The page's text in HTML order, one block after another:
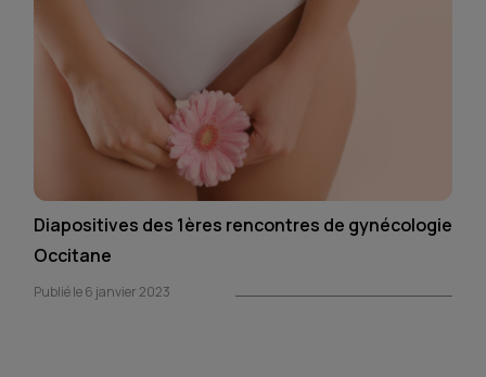
Diapositives des 1ères rencontres de gynécologie
Occitane
Publié le 6 janvier 2023